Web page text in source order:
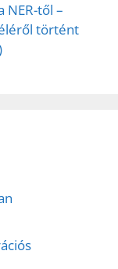
NER-től –
történt